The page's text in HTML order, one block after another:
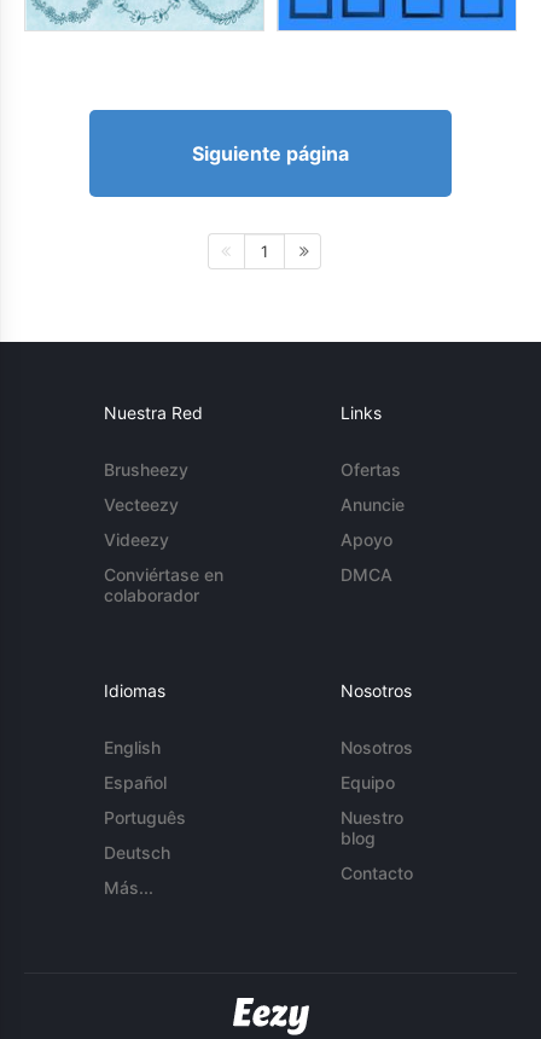
Siguiente página
1
Nuestra Red
Brusheezy
Vecteezy
Videezy
Conviértase en
colaborador
Links
Ofertas
Anuncie
Apoyo
DMCA
Idiomas
English
Español
Português
Deutsch
Más...
Nosotros
Nosotros
Equipo
Nuestro
blog
Contacto